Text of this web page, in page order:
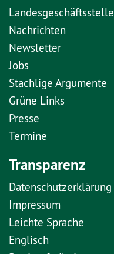
Landesgeschäftsstelle
Nachrichten
Newsletter
Jobs
Stachlige Argumente
Grüne Links
Presse
Termine
Transparenz
Datenschutzerklärung
Impressum
Leichte Sprache
Englisch